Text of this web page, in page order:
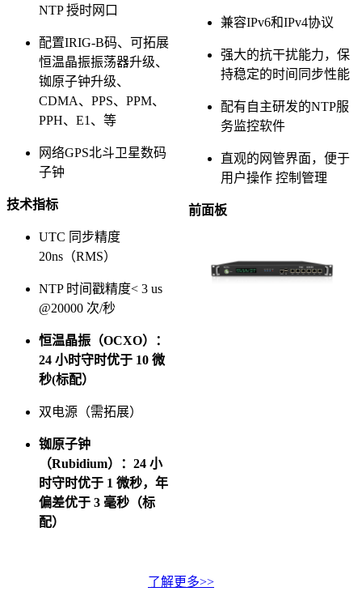
NTP 授时网口
配置IRIG-B码、可拓展
恒温晶振振荡器升级、
铷原子钟升级、
CDMA、PPS、PPM、
PPH、E1、等
网络GPS北斗卫星数码
子钟
技术指标
UTC 同步精度
20ns（RMS）
NTP 时间戳精度< 3 us
@20000 次/秒
恒温晶振（OCXO）：
24 小时守时优于 10 微
秒(标配）
双电源（需拓展）
铷原子钟
（Rubidium）：24 小
时守时优于 1 微秒，年
偏差优于 3 毫秒（标
配）
兼容IPv6和IPv4协议
强大的抗干扰能力，保
持稳定的时间同步性能
配有自主研发的NTP服
务监控软件
直观的网管界面，便于
用户操作 控制管理
前面板
了解更多>>